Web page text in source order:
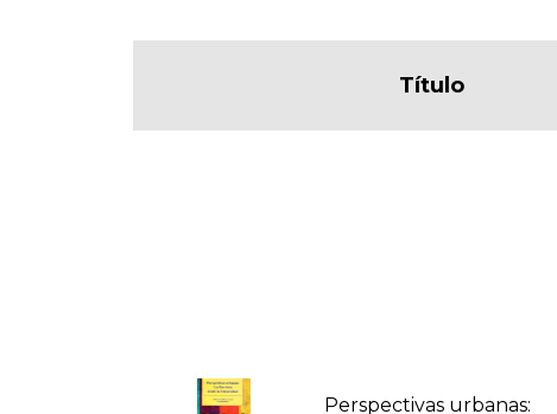
Título
Perspectivas urbanas: